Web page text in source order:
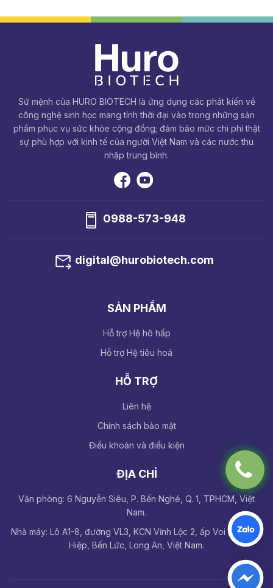
Sứ mệnh của HURO BIOTECH là ứng dụng các phát kiến về
công nghệ sinh học mang tính thời đại vào trong những sản
phẩm phục vụ sức khỏe cộng đồng; đảm bảo mức chi phí thật
sự phù hợp với kinh tế của người Việt Nam và các nước thu
nhập trung bình.
0988-573-948
digital@hurobiotech.com
SẢN PHẨM
Hỗ trợ Hệ hô hấp
Hỗ trợ Hệ tiêu hoá
HỖ TRỢ
Liên hệ
Chính sách bảo mật
Điều khoản và điều kiện
ĐỊA CHỈ
Văn phòng: 6 Nguyễn Siêu, P. Bến Nghé, Q. 1, TPHCM, Việt
Nam.
Nhà máy: Lô A1-8, đường VL3, KCN Vĩnh Lộc 2, ấp Voi Lá, Long
Hiệp, Bến Lức, Long An, Việt Nam.